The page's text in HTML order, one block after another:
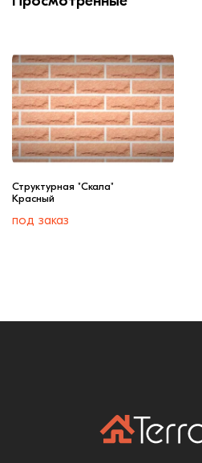
Структурная "Скала"
Красный
под заказ